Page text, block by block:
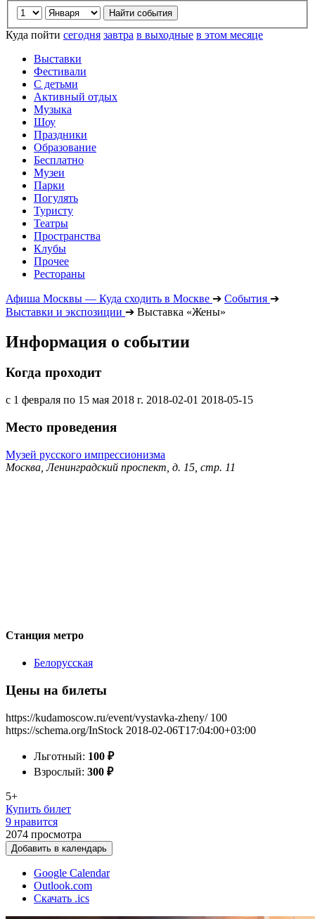
Куда пойти сегодня завтра в выходные в этом месяце
Выставки
Фестивали
С детьми
Активный отдых
Музыка
Шоу
Праздники
Образование
Бесплатно
Музеи
Парки
Погулять
Туристу
Театры
Пространства
Клубы
Прочее
Рестораны
Афиша Москвы — Куда сходить в Москве ➔ События ➔
Выставки и экспозиции ➔ Выставка «Жены»
Информация о событии
Когда проходит
с 1 февраля по 15 мая 2018 г. 2018-02-01 2018-05-15
Место проведения
Музей русского импрессионизма
Москва, Ленинградский проспект, д. 15, стр. 11
Станция метро
Белорусская
Цены на билеты
https://kudamoscow.ru/event/vystavka-zheny/ 100
https://schema.org/InStock 2018-02-06T17:04:00+03:00
Льготный: 100 ₽
Взрослый: 300 ₽
5+
Купить билет
9 нравится
2074 просмотра
Добавить в календарь
Google Calendar
Outlook.com
Скачать .ics